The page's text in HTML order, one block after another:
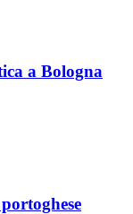
a Bologna